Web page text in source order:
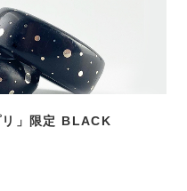
」限定 BLACK